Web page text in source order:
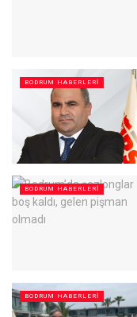
BODRUM HABERLERI
BODRUM HABERLERI
BODRUM HABERLERI